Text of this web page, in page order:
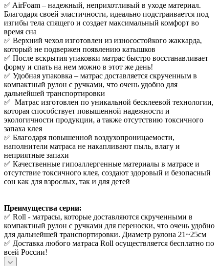
✅ AirFoam – надежный, неприхотливый в уходе материал.
Благодаря своей эластичности, идеально подстраивается под
изгибы тела спящего и создает максимальный комфорт во
время сна
✅ Верхний чехол изготовлен из износостойкого жаккарда,
который не подвержен появлению катышков
✅ После вскрытия упаковки матрас быстро восстанавливает
форму и спать на нем можно в этот же день!
✅ Удобная упаковка – матрас доставляется скрученным в
компактный рулон с ручками, что очень удобно для
дальнейшей транспортировки
✅ Матрас изготовлен по уникальной бесклеевой технологии,
которая способствует повышенной надежности и
экологичности продукции, а также отсутствию токсичного
запаха клея
✅ Благодаря повышенной воздухопроницаемости,
наполнители матраса не накапливают пыль, влагу и
неприятные запахи
✅ Качественные гипоаллергенные материалы в матрасе и
отсутствие токсичного клея, создают здоровый и безопасный
сон как для взрослых, так и для детей
Преимущества серии:
✅ Roll - матрасы, которые доставляются скрученными в
компактный рулон с ручками для переноски, что очень удобно
для дальнейшей транспортировки. Диаметр рулона 21~25см
✅ Доставка любого матраса Roll осуществляется бесплатно по
всей России!